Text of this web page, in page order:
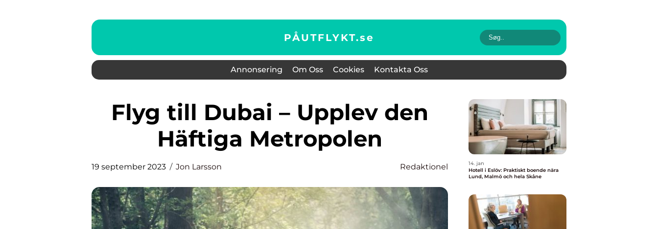
PÅUTFLYKT.se
Annonsering Om Oss Cookies Kontakta Oss
Flyg till Dubai – Upplev den
Häftiga Metropolen
19 september 2023 Jon Larsson Redaktionel
14. jan
Hotell i Eslöv: Praktiskt boende nära
Lund, Malmö och hela Skåne